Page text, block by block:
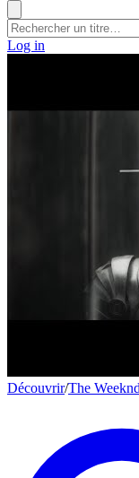
Log in
Découvrir/The Weeknd